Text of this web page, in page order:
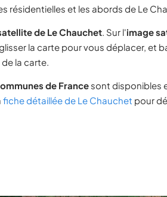
résidentielles et les abords de Le
de Le Chauchet. Sur l'image
la carte pour vous déplacer, et
la carte.
de France sont disponibles
fiche détaillée de Le Chauchet pour